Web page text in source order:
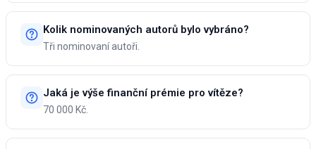
Kolik nominovaných autorů bylo vybráno?
Tři nominovaní autoři.
Jaká je výše finanční prémie pro vítěze?
70 000 Kč.